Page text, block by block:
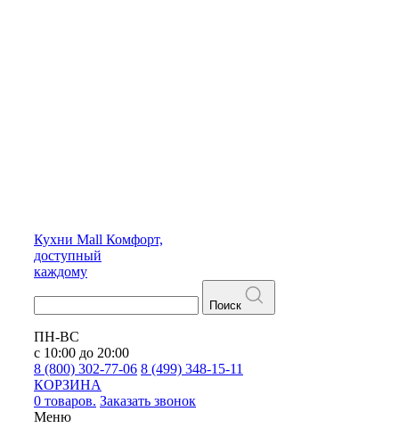
Кухни Mall Комфорт,
доступный
каждому
Поиск
ПН-ВС
с 10:00 до 20:00
8 (800) 302-77-06 8 (499) 348-15-11
КОРЗИНА
0 товаров. Заказать звонок
Меню